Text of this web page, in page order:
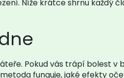
Níže krátce shrnu každý
Pokud vás trápí bolest
funguje, jaké efekty